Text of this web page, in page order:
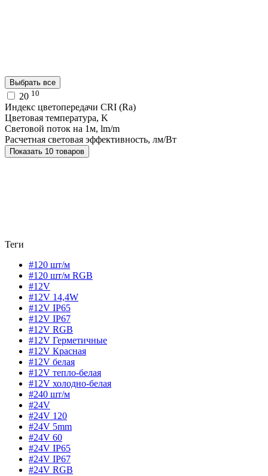
Выбрать все
20 10
Индекс цветопередачи CRI (Ra)
Цветовая температура, K
Световой поток на 1м, lm/m
Расчетная световая эффективность, лм/Вт
Показать 10 товаров
Теги
#120 шт/м
#120 шт/м RGB
#12V
#12V 14,4W
#12V IP65
#12V IP67
#12V RGB
#12V Герметичные
#12V Красная
#12V белая
#12V тепло-белая
#12V холодно-белая
#240 шт/м
#24V
#24V 120
#24V 5mm
#24V 60
#24V IP65
#24V IP67
#24V RGB